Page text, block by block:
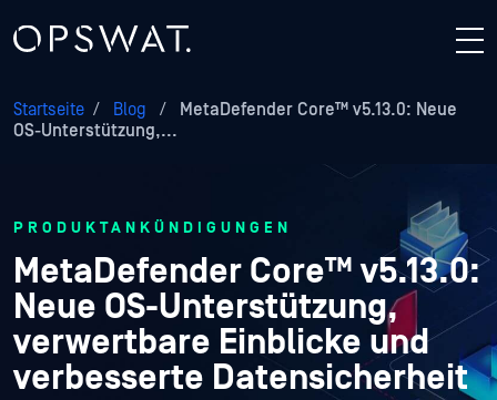
Startseite / Blog /
MetaDefender Core™ v5.13.0: Neue
OS-Unterstützung,...
PRODUKTANKÜNDIGUNGEN
MetaDefender Core™ v5.13.0:
Neue OS-Unterstützung,
verwertbare Einblicke und
verbesserte Datensicherheit